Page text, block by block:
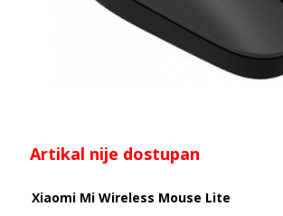
Artikal nije dostupan
Xiaomi Mi Wireless Mouse Lite